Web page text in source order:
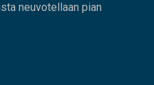
neuvotellaan pian